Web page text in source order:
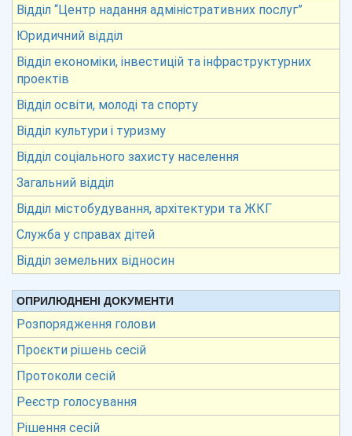
Відділ “Центр надання адміністративних послуг”
Юридичний відділ
Відділ економіки, інвестицій та інфраструктурних
проектів
Відділ освіти, молоді та спорту
Відділ культури і туризму
Відділ соціального захисту населення
Загальний відділ
Відділ містобудування, архітектури та ЖКГ
Служба у справах дітей
Відділ земельних відносин
ОПРИЛЮДНЕНІ ДОКУМЕНТИ
Розпорядження голови
Проєкти рішень сесій
Протоколи сесій
Реєстр голосування
Рішення сесій